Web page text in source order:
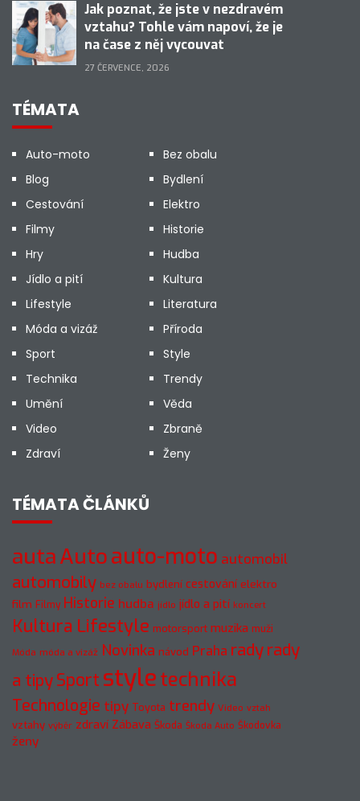
Jak poznat, že jste v nezdravém
vztahu? Tohle vám napoví, že je
na čase z něj vycouvat
27 ČERVENCE, 2026
TÉMATA
Auto-moto
Bez obalu
Blog
Bydlení
Cestování
Elektro
Filmy
Historie
Hry
Hudba
Jídlo a pití
Kultura
Lifestyle
Literatura
Móda a vizáž
Příroda
Sport
Style
Technika
Trendy
Umění
Věda
Video
Zbraně
Zdraví
Ženy
TÉMATA ČLÁNKŮ
autaAutoauto-moto automobil
automobily bez obalu bydlení cestování elektro
film Filmy Historie hudba jídlo jídlo a pití koncert
Kultura Lifestyle motorsport muzika muži
Móda móda a vizáž Novinka návod Praha radyrady
a tipySport styletechnika
Technologie tipy Toyota trendy Video vztah
vztahy výběr zdraví Zábava Škoda Škoda Auto Škodovka
ženy